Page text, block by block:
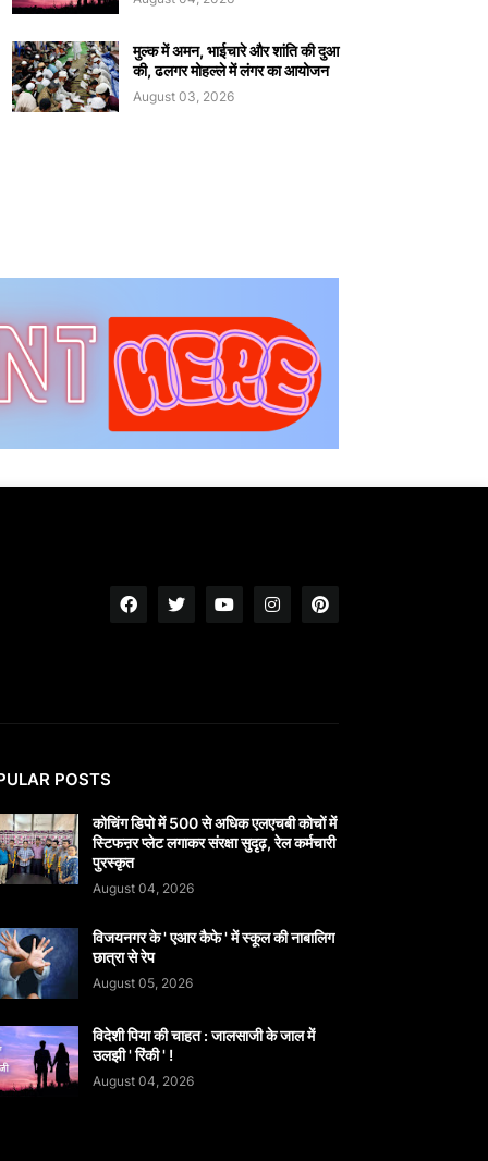
मुल्क में अमन, भाईचारे और शांति की दुआ
की, ढलगर मोहल्ले में लंगर का आयोजन
August 03, 2026
POSTS
कोचिंग डिपो में 500 से अधिक एलएचबी कोचों में
स्टिफऩर प्लेट लगाकर संरक्षा सुदृढ़, रेल कर्मचारी
पुरस्कृत
August 04, 2026
विजयनगर के ' एआर कैफे ' में स्कूल की नाबालिग
छात्रा से रेप
August 05, 2026
विदेशी पिया की चाहत : जालसाजी के जाल में
उलझी ' रिंकी ' !
August 04, 2026